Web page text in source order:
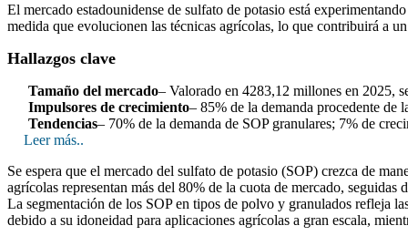
El mercado estadounidense de sulfato de potasio está
medida que evolucionen las técnicas agrícolas, lo que contribuirá a
Hallazgos clave
Tamaño del mercado– Valorado en 4283,12 millones en 2025,
Impulsores de crecimiento– 85% de la demanda procedente de
Tendencias– 70% de la demanda de SOP granulares; 7% de
Leer más..
Se espera que el mercado del sulfato de potasio (SOP) crezca de
agrícolas representan más del 80% de la cuota de mercado,
La segmentación de los SOP en tipos de polvo y granulados refleja
debido a su idoneidad para aplicaciones agrícolas a gran escala,